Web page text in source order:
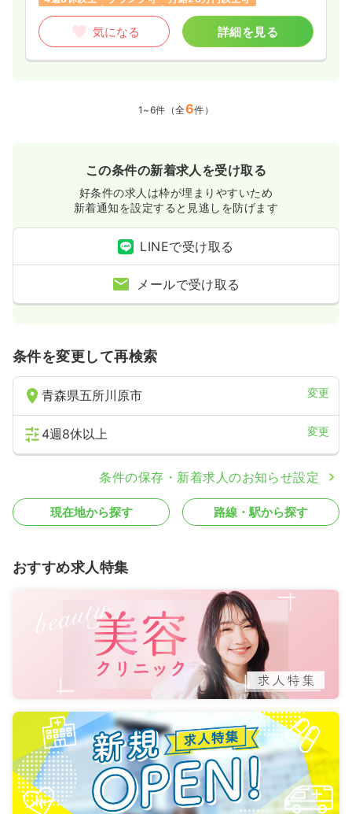
気になる 詳細を見る
1~6件（全6件）
この条件の新着求人を受け取る
好条件の求人は枠が埋まりやすいため
新着通知を設定すると見逃しを防げます
LINEで受け取る
メールで受け取る
条件を変更して再検索
青森県五所川原市 変更
4週8休以上 変更
条件の保存・新着求人のお知らせ設定
現在地から探す 路線・駅から探す
おすすめ求人特集